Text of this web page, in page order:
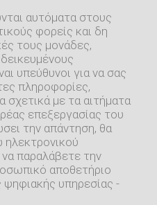
αυτόματα στους
φορείς και δη
τους μονάδες,
υπεύθυνοι για να σας
πληροφορίες,
σχετικά με τα αιτήματα
επεξεργασίας του
την απάντηση, θα
παραλάβετε την
αποθετήριο
ψηφιακής υπηρεσίας -